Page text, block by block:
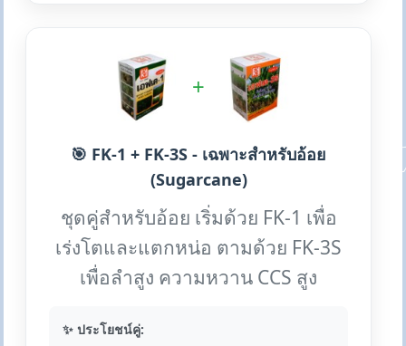
+
🎯 FK-1 + FK-3S - เฉพาะสำหรับอ้อย
(Sugarcane)
ชุดคู่สำหรับอ้อย เริ่มด้วย FK-1 เพื่อ
เร่งโตและแตกหน่อ ตามด้วย FK-3S
เพื่อลำสูง ความหวาน CCS สูง
✨ ประโยชน์คู่: